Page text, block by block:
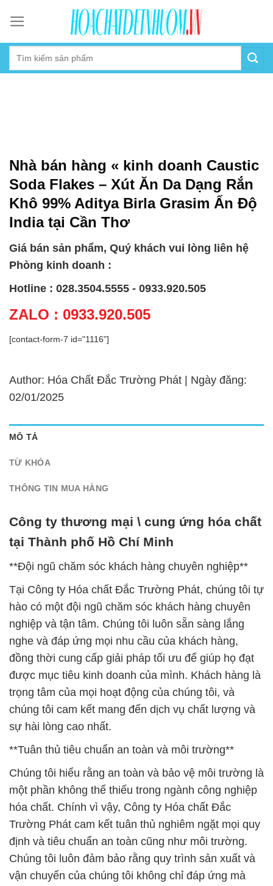
content
Nhà bán hàng « kinh doanh Caustic
Soda Flakes – Xút Ăn Da Dạng Rắn
Khô 99% Aditya Birla Grasim Ấn Độ
India tại Cần Thơ
Giá bán sản phẩm, Quý khách vui lòng liên hệ
Phòng kinh doanh :
Hotline : 028.3504.5555 - 0933.920.505
ZALO : 0933.920.505
[contact-form-7 id="1116"]
Author: Hóa Chất Đắc Trường Phát | Ngày đăng:
02/01/2025
MÔ TẢ
TỪ KHÓA
THÔNG TIN MUA HÀNG
Công ty thương mại \ cung ứng hóa chất
tại Thành phố Hồ Chí Minh
**Đội ngũ chăm sóc khách hàng chuyên nghiệp**
Tại Công ty Hóa chất Đắc Trường Phát, chúng tôi tự
hào có một đội ngũ chăm sóc khách hàng chuyên
nghiệp và tận tâm. Chúng tôi luôn sẵn sàng lắng
nghe và đáp ứng mọi nhu cầu của khách hàng,
đồng thời cung cấp giải pháp tối ưu để giúp họ đạt
được mục tiêu kinh doanh của mình. Khách hàng là
trọng tâm của mọi hoạt động của chúng tôi, và
chúng tôi cam kết mang đến dịch vụ chất lượng và
sự hài lòng cao nhất.
**Tuân thủ tiêu chuẩn an toàn và môi trường**
Chúng tôi hiểu rằng an toàn và bảo vệ môi trường là
một phần không thể thiếu trong ngành công nghiệp
hóa chất. Chính vì vậy, Công ty Hóa chất Đắc
Trường Phát cam kết tuân thủ nghiêm ngặt mọi quy
định và tiêu chuẩn an toàn cũng như môi trường.
Chúng tôi luôn đảm bảo rằng quy trình sản xuất và
vận chuyển của chúng tôi không chỉ đáp ứng mà